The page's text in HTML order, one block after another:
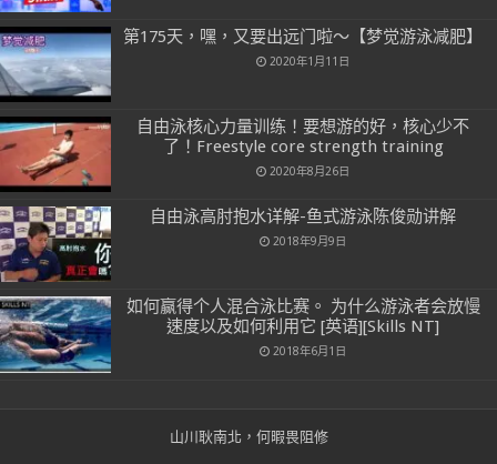
第175天，嘿，又要出远门啦～【梦觉游泳减肥】
2020年1月11日
自由泳核心力量训练！要想游的好，核心少不
了！Freestyle core strength training
2020年8月26日
自由泳高肘抱水详解-鱼式游泳陈俊勋讲解
2018年9月9日
如何赢得个人混合泳比赛。 为什么游泳者会放慢
速度以及如何利用它 [英语][Skills NT]
2018年6月1日
山川耿南北，何暇畏阻修